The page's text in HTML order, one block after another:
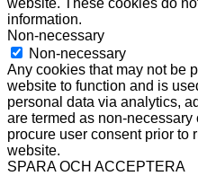
website. These cookies do
information.
Non-necessary
Non-necessary
Any cookies that may not be
website to function and is
personal data via analytics,
are termed as non-
procure user consent prior to
website.
SPARA OCH ACCEPTERA